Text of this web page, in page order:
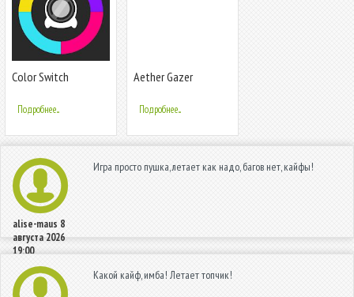
Color Switch
Подробнее...
Aether Gazer
Подробнее...
alise-maus 8
августа 2026
19:00
Игра просто пушка, летает как надо, багов нет, кайфы!
Какой кайф, имба! Летает топчик!